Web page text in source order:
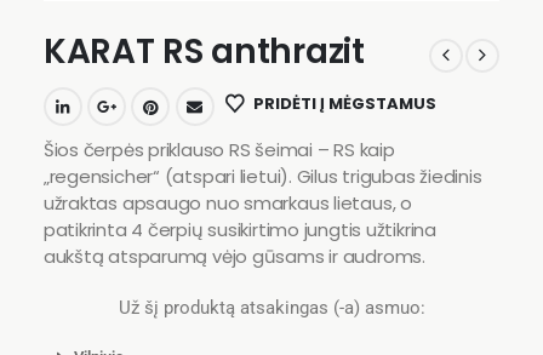
KARAT RS anthrazit
PRIDĖTI Į MĖGSTAMUS
Šios čerpės priklauso RS šeimai – RS kaip
„regensicher“ (atspari lietui). Gilus trigubas žiedinis
užraktas apsaugo nuo smarkaus lietaus, o
patikrinta 4 čerpių susikirtimo jungtis užtikrina
aukštą atsparumą vėjo gūsams ir audroms.
Už šį produktą atsakingas (-a) asmuo: